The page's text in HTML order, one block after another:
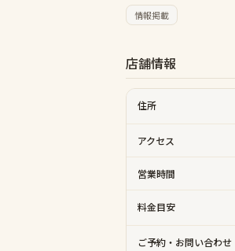
情報掲載
店舗情報
住所
アクセス
営業時間
料金目安
ご予約・お問い合わせ